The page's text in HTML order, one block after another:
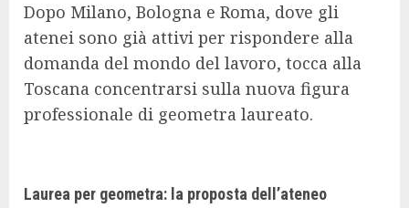
Dopo Milano, Bologna e Roma, dove gli
atenei sono già attivi per rispondere alla
domanda del mondo del lavoro, tocca alla
Toscana concentrarsi sulla nuova figura
professionale di geometra laureato.
Laurea per geometra: la proposta dell’ateneo